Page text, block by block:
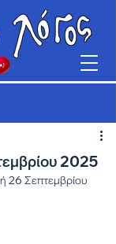
2025
26 Σεπτεμβρίου